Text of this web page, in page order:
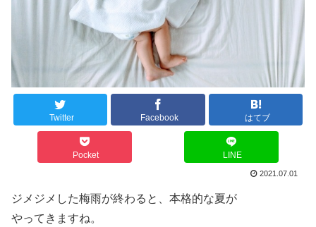
Twitter Facebook はてブ
Pocket LINE
2021.07.01
ジメジメした梅雨が終わると、本格的な夏が
やってきますね。